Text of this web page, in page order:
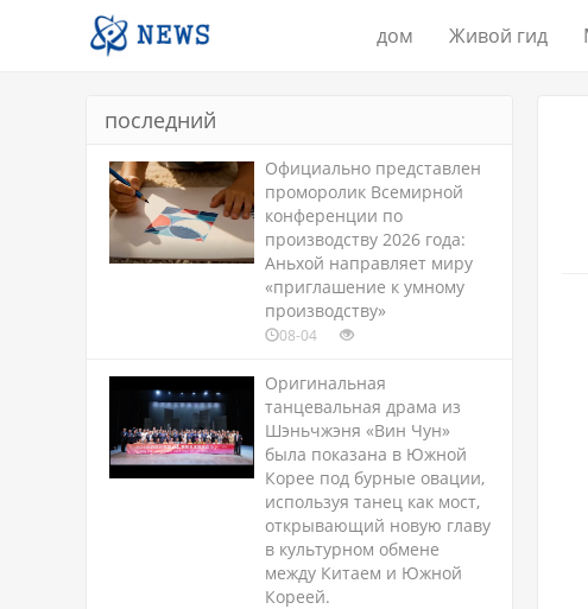
дом Живой гид
последний
Официально представлен
проморолик Всемирной
конференции по
производству 2026 года:
Аньхой направляет миру
«приглашение к умному
производству»
08-04
Оригинальная
танцевальная драма из
Шэньчжэня «Вин Чун»
была показана в Южной
Корее под бурные овации,
используя танец как мост,
открывающий новую главу
в культурном обмене
между Китаем и Южной
Кореей.